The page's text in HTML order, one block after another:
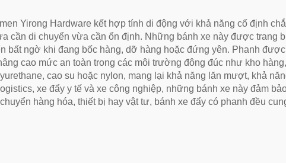
Yirong Hardware kết hợp tính di động với khả năng cố định
cần di chuyển vừa cần ổn định. Những bánh xe này được trang
bất ngờ khi đang bốc hàng, dỡ hàng hoặc đứng yên. Phanh
cao mức an toàn trong các môi trường đông đúc như kho
cao su hoặc nylon, mang lại khả năng lăn mượt, khả
xe đẩy y tế và xe công nghiệp, những bánh xe này đảm
hàng hóa, thiết bị hay vật tư, bánh xe đẩy có phanh đều